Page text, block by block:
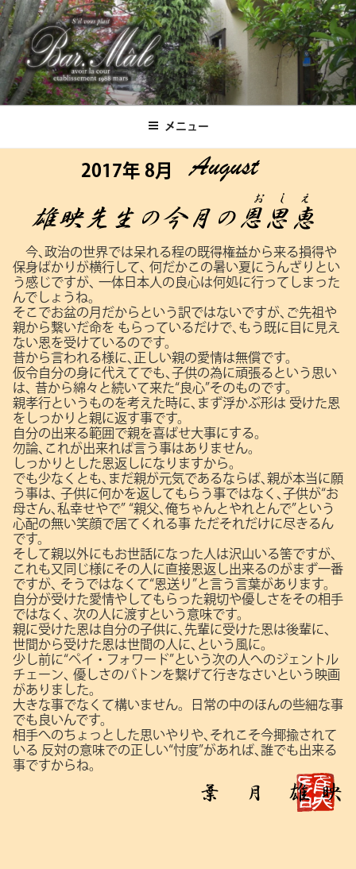
コ
ン
テ
ン
ツ
へBar.Male メニュー
2017年 8月
今､政治の世界では呆れる程の既得権益から来る損得や
保身ばかりが横行して､
何だかこの暑い夏にうんざりとい
う感じですが､
一体日本人の良心は何処に行ってしまった
んでしょうね。
そこでお盆の月だからという訳ではないですが､ご先祖や
親から繋いだ命を もらっているだけで､もう既に目に見え
ない恩を受けているのです。
昔から言われる様に､正しい親の愛情は無償です。
仮令自分の身に代えてでも､子供の為に頑張るという思い
は､
昔から綿々と続いて来た“良心”そのものです。
親孝行というものを考えた時に､まず浮かぶ形は 受けた恩
をしっかりと親に返す事です。
自分の出来る範囲で親を喜ばせ大事にする。
勿論､これが出来れば言う事はありません。
しっかりとした恩返しになりますから。
でも少なくとも､まだ親が元気であるならば､親が本当に願
う事は､
子供に何かを返してもらう事ではなく､子供が“お
母さん､私幸せやで” “親父､俺ちゃんとやれとんで”という
心配の無い笑顔で居てくれる事 ただそれだけに尽きるん
です。
そして親以外にもお世話になった人は沢山いる筈ですが､
これも又同じ様にその人に直接恩返し出来るのがまず一番
ですが､
そうではなくて“恩送り”と言う言葉があります。
自分が受けた愛情やしてもらった親切や優しさをその相手
ではなく､
次の人に渡すという意味です。
親に受けた恩は自分の子供に､先輩に受けた恩は後輩に､
世間から受けた恩は世間の人に､という風に。
少し前に“ペイ・フォワード”という次の人へのジェントル
チェーン､
優しさのバトンを繋げて行きなさいという映画
がありました。
大きな事でなくて構いません。日常の中のほんの些細な事
でも良いんです。
相手へのちょっとした思いやりや､それこそ今揶揄されて
いる 反対の意味での正しい“忖度”があれば､誰でも出来る
事ですからね。